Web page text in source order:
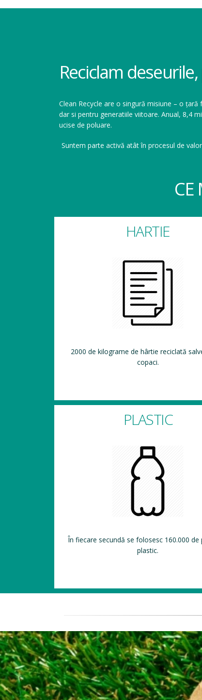
Reciclam
Clean Recycle are o singură misiune – o țară
dar si pentru generatiile viitoare. Anual, 8,4
ucise de poluare.
Suntem parte activă atât în procesul de
CE
HARTIE
2000 de kilograme de hârtie reciclată
copaci.
PLASTIC
În fiecare secundă se folosesc 160.000 de
plastic.